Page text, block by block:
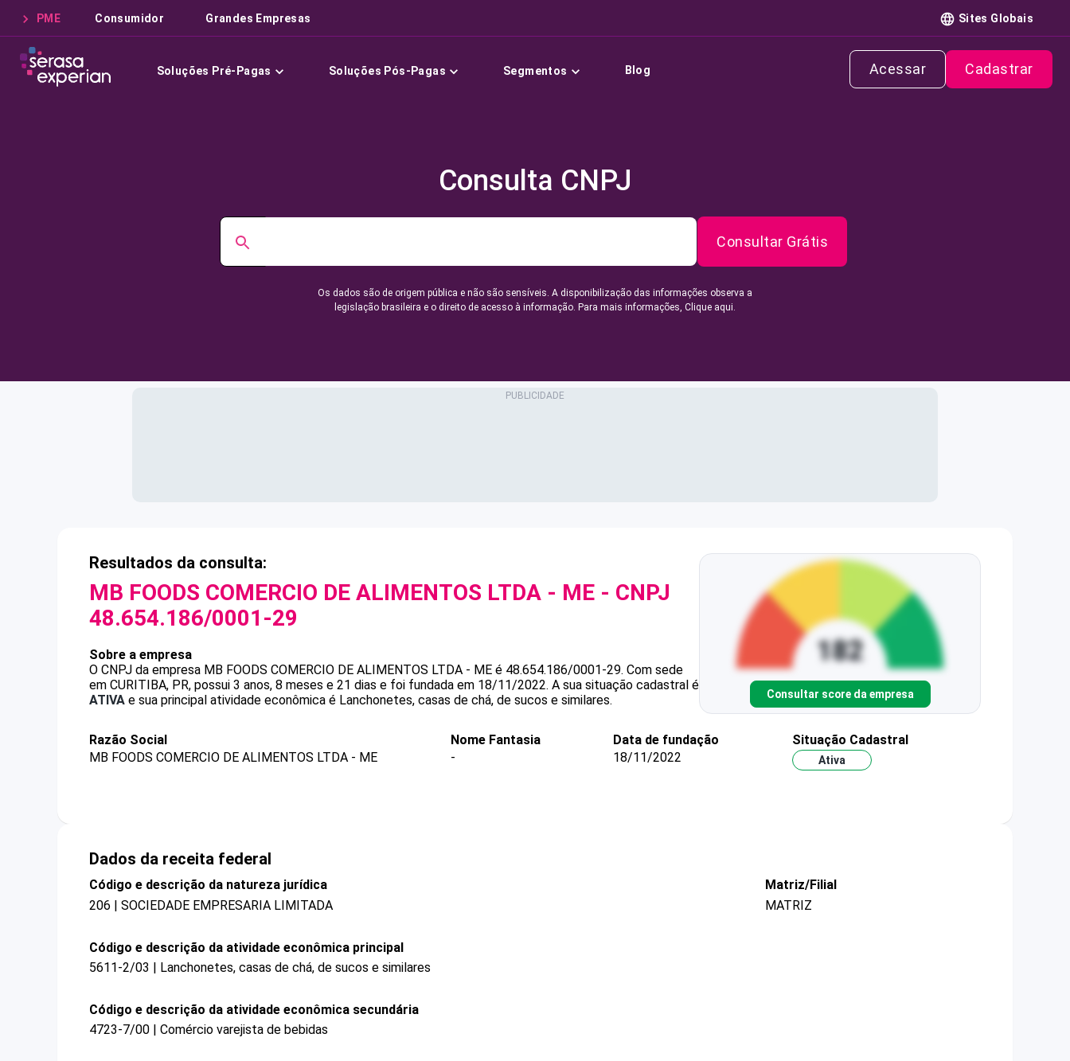
PME Consumidor Grandes Empresas Sites Globais
Soluções Pré-Pagas Soluções Pós-Pagas Segmentos Blog Acessar Cadastrar
Consulta CNPJ
Consultar Grátis
Os dados são de origem pública e não são sensíveis. A disponibilização das informações observa a
legislação brasileira e o direito de acesso à informação. Para mais informações, Clique aqui.
Resultados da consulta:
MB FOODS COMERCIO DE ALIMENTOS LTDA - ME - CNPJ
48.654.186/0001-29
Sobre a empresa
O CNPJ da empresa MB FOODS COMERCIO DE ALIMENTOS LTDA - ME é 48.654.186/0001-29. Com sede
em CURITIBA, PR, possui 3 anos, 8 meses e 21 dias e foi fundada em 18/11/2022. A sua situação cadastral é
ATIVA e sua principal atividade econômica é Lanchonetes, casas de chá, de sucos e similares. Consultar score da empresa
Razão Social
MB FOODS COMERCIO DE ALIMENTOS LTDA - ME
Nome Fantasia
-
Data de fundação
18/11/2022
Situação Cadastral
Ativa
Dados da receita federal
Código e descrição da natureza jurídica
206 | SOCIEDADE EMPRESARIA LIMITADA
Matriz/Filial
MATRIZ
Código e descrição da atividade econômica principal
5611-2/03 | Lanchonetes, casas de chá, de sucos e similares
Código e descrição da atividade econômica secundária
4723-7/00 | Comércio varejista de bebidas